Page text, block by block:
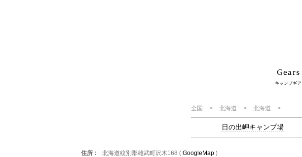
キャンプギア
全国 北海道 北海道
日の出岬キャンプ場
住所 北海道紋別郡雄武町沢木168 ( GoogleMap )